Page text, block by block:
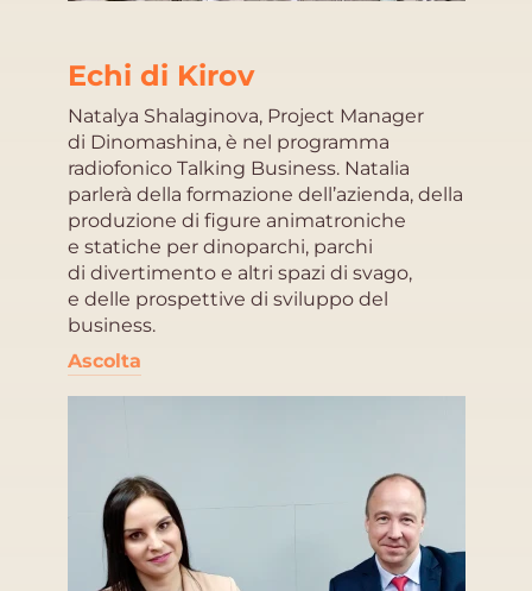
Echi di Kirov
Natalya Shalaginova, Project Manager
di Dinomashina, è nel programma
radiofonico Talking Business. Natalia
parlerà della formazione dell’azienda, della
produzione di figure animatroniche
e statiche per dinoparchi, parchi
di divertimento e altri spazi di svago,
e delle prospettive di sviluppo del
business.
Ascolta